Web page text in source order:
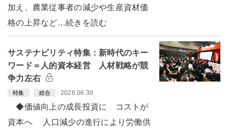
加え、農業従事者の減少や生産資材価
格の上昇など…続きを読む
サステナビリティ特集：新時代のキー
ワード＝人的資本経営 人材戦略が競
争力左右
特集 総合 2026.06.30
◆価値向上の成長投資に コストが
資本へ 人口減少の進行により労働供